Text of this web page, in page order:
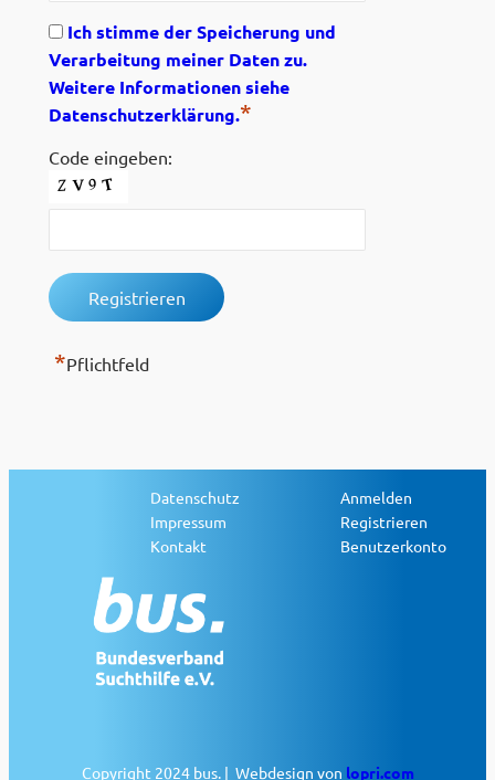
Ich stimme der Speicherung und
Verarbeitung meiner Daten zu.
Weitere Informationen siehe
Datenschutzerklärung.*
Code eingeben:
*Pflichtfeld
Datenschutz
Impressum
Kontakt
Anmelden
Registrieren
Benutzerkonto
Copyright 2024 bus. | Webdesign von lopri.com